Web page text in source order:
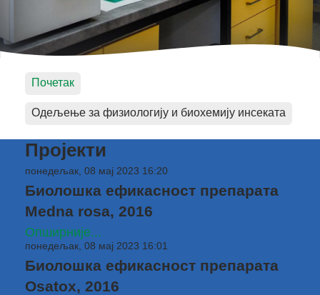
Почетак
Одељење за физиологију и биохемију инсеката
Пројекти
понедељак, 08 мај 2023 16:20
Биолошка ефикасност препарата
Medna rosa, 2016
Опширније...
понедељак, 08 мај 2023 16:01
Биолошка ефикасност препарата
Osatox, 2016